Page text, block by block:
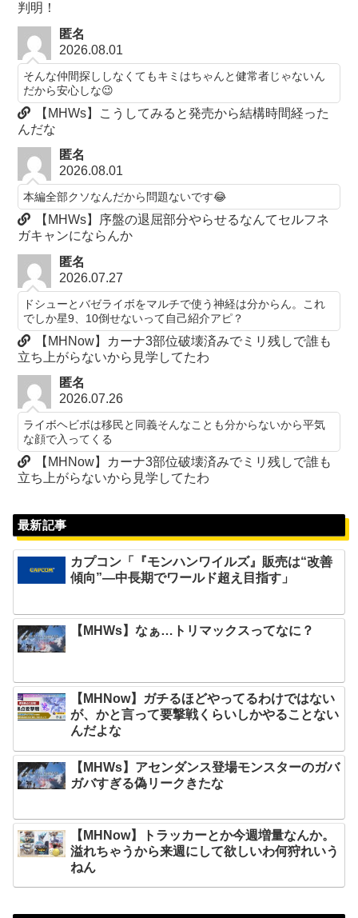
判明！
匿名
2026.08.01
そんな仲間探ししなくてもキミはちゃんと健常者じゃないん
だから安心しな😉
【MHWs】こうしてみると発売から結構時間経った
んだな
匿名
2026.08.01
本編全部クソなんだから問題ないです😂
【MHWs】序盤の退屈部分やらせるなんてセルフネ
ガキャンにならんか
匿名
2026.07.27
ドシューとバゼライボをマルチで使う神経は分からん。これ
でしか星9、10倒せないって自己紹介アピ？
【MHNow】カーナ3部位破壊済みでミリ残しで誰も
立ち上がらないから見学してたわ
匿名
2026.07.26
ライボヘビボは移民と同義そんなことも分からないから平気
な顔で入ってくる
【MHNow】カーナ3部位破壊済みでミリ残しで誰も
立ち上がらないから見学してたわ
最新記事
カプコン「『モンハンワイルズ』販売は“改善
傾向”―中長期でワールド超え目指す」
【MHWs】なぁ…トリマックスってなに？
【MHNow】ガチるほどやってるわけではない
が、かと言って要撃戦くらいしかやることない
んだよな
【MHWs】アセンダンス登場モンスターのガバ
ガバすぎる偽リークきたな
【MHNow】トラッカーとか今週増量なんか。
溢れちゃうから来週にして欲しいわ何狩れいう
ねん